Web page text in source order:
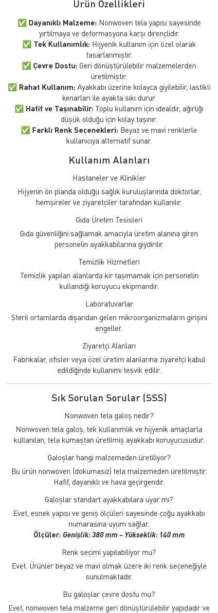
Ürün Özellikleri
✅ Dayanıklı Malzeme: Nonwoven tela yapısı sayesinde
yırtılmaya ve deformasyona karşı dirençlidir.
✅ Tek Kullanımlık: Hijyenik kullanım için özel olarak
tasarlanmıştır.
✅ Çevre Dostu: Geri dönüştürülebilir malzemelerden
üretilmiştir.
✅ Rahat Kullanım: Ayakkabı üzerine kolayca giyilebilir, lastikli
kenarları ile ayakta sıkı durur.
✅ Hafif ve Taşınabilir: Toplu kullanım için idealdir, ağırlığı
düşük olduğu için kolay taşınır.
✅ Farklı Renk Seçenekleri: Beyaz ve mavi renklerle
kullanıcıya alternatif sunar.
Kullanım Alanları
Hastaneler ve Klinikler
Hijyenin ön planda olduğu sağlık kuruluşlarında doktorlar,
hemşireler ve ziyaretçiler tarafından kullanılır.
Gıda Üretim Tesisleri
Gıda güvenliğini sağlamak amacıyla üretim alanına giren
personelin ayakkabılarına giydirilir.
Temizlik Hizmetleri
Temizlik yapılan alanlarda kir taşımamak için personelin
kullandığı koruyucu ekipmandır.
Laboratuvarlar
Steril ortamlarda dışarıdan gelen mikroorganizmaların girişini
engeller.
Ziyaretçi Alanları
Fabrikalar, ofisler veya özel üretim alanlarına ziyaretçi kabul
edildiğinde kullanımı teşvik edilir.
Sık Sorulan Sorular (SSS)
Nonwoven tela galoş nedir?
Nonwoven tela galoş, tek kullanımlık ve hijyenik amaçlarla
kullanılan, tela kumaştan üretilmiş ayakkabı koruyucusudur.
Galoşlar hangi malzemeden üretiliyor?
Bu ürün nonwoven (dokumasız) tela malzemeden üretilmiştir.
Hafif, dayanıklı ve hava geçirgendir.
Galoşlar standart ayakkabılara uyar mı?
Evet, esnek yapısı ve geniş ölçüleri sayesinde çoğu ayakkabı
numarasına uyum sağlar.
Ölçüler: Genişlik: 380 mm – Yükseklik: 140 mm
Renk seçimi yapılabiliyor mu?
Evet. Ürünler beyaz ve mavi olmak üzere iki renk seçeneğiyle
sunulmaktadır.
Bu galoşlar çevre dostu mu?
Evet, nonwoven tela malzeme geri dönüştürülebilir yapıdadır ve